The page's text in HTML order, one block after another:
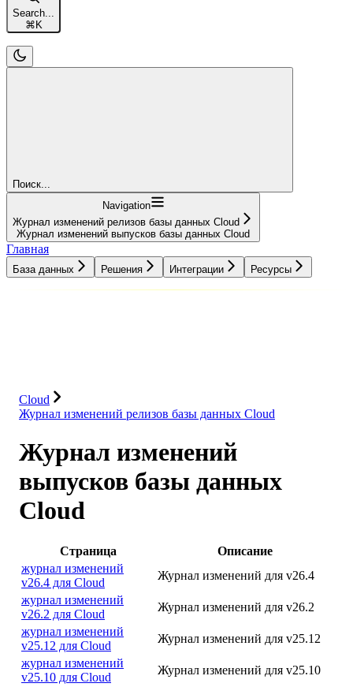
Search...
⌘K
Поиск...
Navigation
Журнал изменений релизов базы данных Cloud
Журнал изменений выпусков базы данных Cloud
Главная
База данных Решения Интеграции Ресурсы
Cloud
Журнал изменений релизов базы данных Cloud
Журнал изменений
выпусков базы данных
Cloud
Страница
Описание
журнал изменений
v26.4 для Cloud
Журнал изменений для v26.4
журнал изменений
v26.2 для Cloud
Журнал изменений для v26.2
журнал изменений
v25.12 для Cloud
Журнал изменений для v25.12
журнал изменений
v25.10 для Cloud
Журнал изменений для v25.10